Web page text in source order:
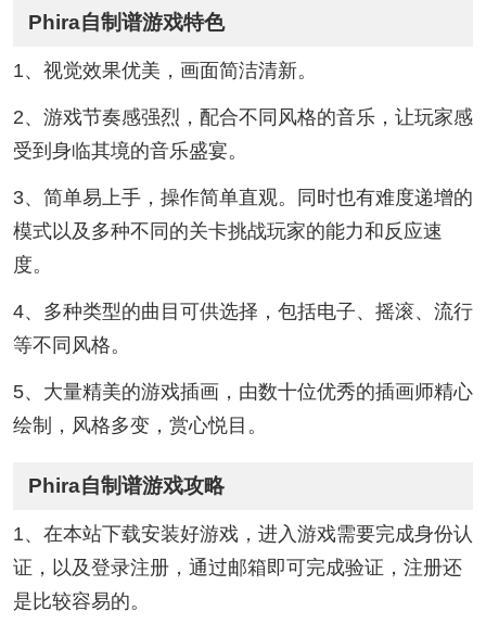
Phira自制谱游戏特色
1、视觉效果优美，画面简洁清新。
2、游戏节奏感强烈，配合不同风格的音乐，让玩家感
受到身临其境的音乐盛宴。
3、简单易上手，操作简单直观。同时也有难度递增的
模式以及多种不同的关卡挑战玩家的能力和反应速
度。
4、多种类型的曲目可供选择，包括电子、摇滚、流行
等不同风格。
5、大量精美的游戏插画，由数十位优秀的插画师精心
绘制，风格多变，赏心悦目。
Phira自制谱游戏攻略
1、在本站下载安装好游戏，进入游戏需要完成身份认
证，以及登录注册，通过邮箱即可完成验证，注册还
是比较容易的。